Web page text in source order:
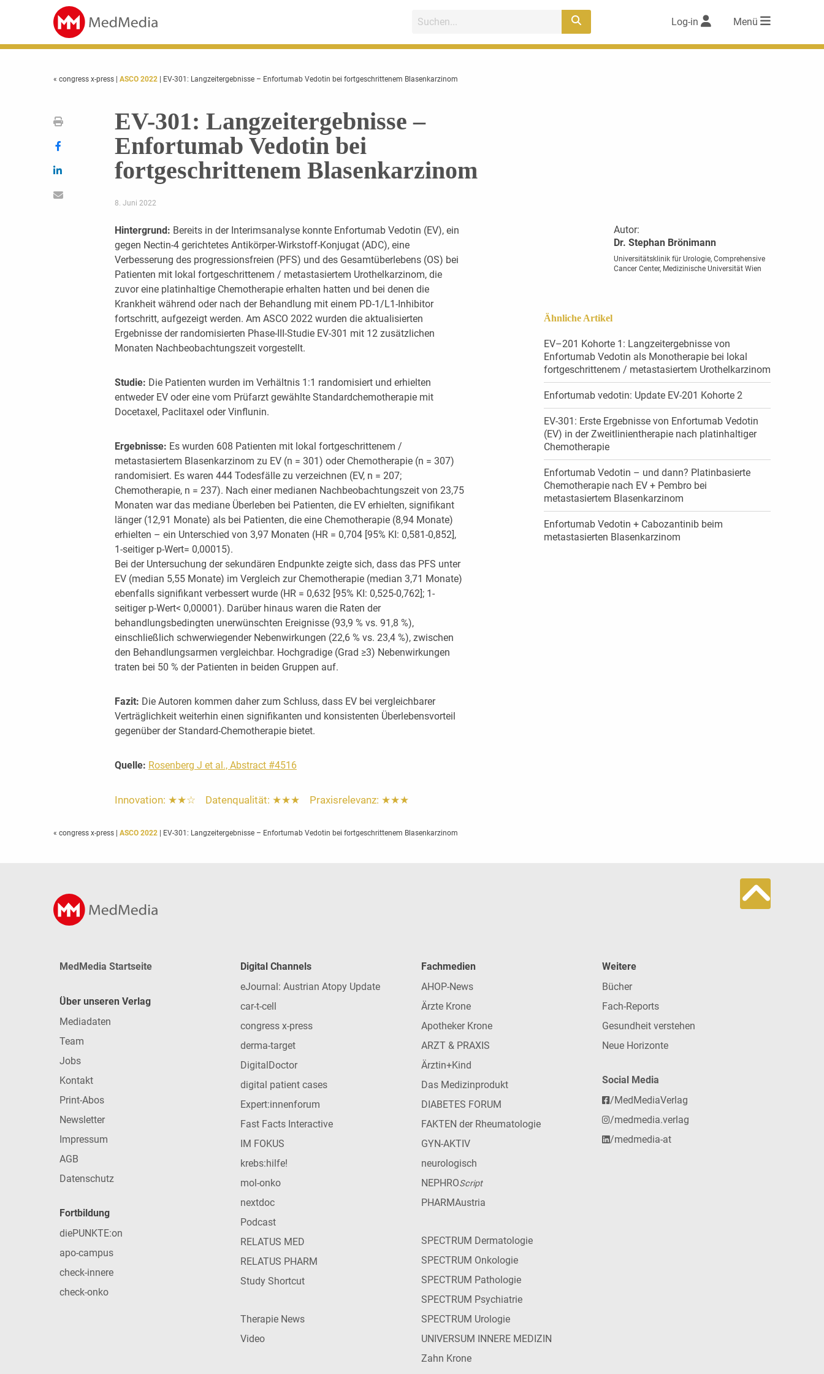
Log-in Menü
« congress x-press ASCO 2022 | EV-301: Langzeitergebnisse – Enfortumab Vedotin bei fortgeschrittenem Blasenkarzinom
EV-301: Langzeitergebnisse –
Enfortumab Vedotin bei
fortgeschrittenem Blasenkarzinom
8. Juni 2022
Hintergrund: Bereits in der Interimsanalyse konnte Enfortumab Vedotin (EV), ein
gegen Nectin-4 gerichtetes Antikörper-Wirkstoff-Konjugat (ADC), eine
Verbesserung des progressionsfreien (PFS) und des Gesamtüberlebens (OS) bei
Patienten mit lokal fortgeschrittenem / metastasiertem Urothelkarzinom, die
zuvor eine platinhaltige Chemotherapie erhalten hatten und bei denen die
Krankheit während oder nach der Behandlung mit einem PD-1/L1-Inhibitor
fortschritt, aufgezeigt werden. Am ASCO 2022 wurden die aktualisierten
Ergebnisse der randomisierten Phase-III-Studie EV-301 mit 12 zusätzlichen
Monaten Nachbeobachtungszeit vorgestellt.
Studie: Die Patienten wurden im Verhältnis 1:1 randomisiert und erhielten
entweder EV oder eine vom Prüfarzt gewählte Standardchemotherapie mit
Docetaxel, Paclitaxel oder Vinflunin.
Ergebnisse: Es wurden 608 Patienten mit lokal fortgeschrittenem /
metastasiertem Blasenkarzinom zu EV (n = 301) oder Chemotherapie (n = 307)
randomisiert. Es waren 444 Todesfälle zu verzeichnen (EV, n = 207;
Chemotherapie, n = 237). Nach einer medianen Nachbeobachtungszeit von 23,75
Monaten war das mediane Überleben bei Patienten, die EV erhielten, signifikant
länger (12,91 Monate) als bei Patienten, die eine Chemotherapie (8,94 Monate)
erhielten – ein Unterschied von 3,97 Monaten (HR = 0,704 [95% KI: 0,581-0,852],
1-seitiger p-Wert= 0,00015).
Bei der Untersuchung der sekundären Endpunkte zeigte sich, dass das PFS unter
EV (median 5,55 Monate) im Vergleich zur Chemotherapie (median 3,71 Monate)
ebenfalls signifikant verbessert wurde (HR = 0,632 [95% KI: 0,525-0,762]; 1-
seitiger p-Wert< 0,00001). Darüber hinaus waren die Raten der
behandlungsbedingten unerwünschten Ereignisse (93,9 % vs. 91,8 %),
einschließlich schwerwiegender Nebenwirkungen (22,6 % vs. 23,4 %), zwischen
den Behandlungsarmen vergleichbar. Hochgradige (Grad ≥3) Nebenwirkungen
traten bei 50 % der Patienten in beiden Gruppen auf.
Fazit: Die Autoren kommen daher zum Schluss, dass EV bei vergleichbarer
Verträglichkeit weiterhin einen signifikanten und konsistenten Überlebensvorteil
gegenüber der Standard-Chemotherapie bietet.
Quelle: Rosenberg J et al., Abstract #4516
Innovation: ★★☆ Datenqualität: ★★★ Praxisrelevanz: ★★★
Autor:
Dr. Stephan Brönimann
Universitätsklinik für Urologie, Comprehensive
Cancer Center, Medizinische Universität Wien
Ähnliche Artikel
EV–201 Kohorte 1: Langzeitergebnisse von
Enfortumab Vedotin als Monotherapie bei lokal
fortgeschrittenem / metastasiertem Urothelkarzinom
Enfortumab vedotin: Update EV-201 Kohorte 2
EV-301: Erste Ergebnisse von Enfortumab Vedotin
(EV) in der Zweitlinientherapie nach platinhaltiger
Chemotherapie
Enfortumab Vedotin – und dann? Platinbasierte
Chemotherapie nach EV + Pembro bei
metastasiertem Blasenkarzinom
Enfortumab Vedotin + Cabozantinib beim
metastasierten Blasenkarzinom
« congress x-press ASCO 2022 | EV-301: Langzeitergebnisse – Enfortumab Vedotin bei fortgeschrittenem Blasenkarzinom
MedMedia Startseite
Über unseren Verlag
Mediadaten
Team
Jobs
Kontakt
Print-Abos
Newsletter
Impressum
AGB
Datenschutz
Fortbildung
diePUNKTE:on
apo-campus
check-innere
check-onko
Digital Channels
eJournal: Austrian Atopy Update
car-t-cell
congress x-press
derma-target
DigitalDoctor
digital patient cases
Expert:innenforum
Fast Facts Interactive
IM FOKUS
krebs:hilfe!
mol-onko
nextdoc
Podcast
RELATUS MED
RELATUS PHARM
Study Shortcut
Therapie News
Video
Fachmedien
AHOP-News
Ärzte Krone
Apotheker Krone
ARZT & PRAXIS
Ärztin+Kind
Das Medizinprodukt
DIABETES FORUM
FAKTEN der Rheumatologie
GYN-AKTIV
neurologisch
NEPHROScript
PHARMAustria
SPECTRUM Dermatologie
SPECTRUM Onkologie
SPECTRUM Pathologie
SPECTRUM Psychiatrie
SPECTRUM Urologie
UNIVERSUM INNERE MEDIZIN
Zahn Krone
Weitere
Bücher
Fach-Reports
Gesundheit verstehen
Neue Horizonte
Social Media
/MedMediaVerlag
/medmedia.verlag
/medmedia-at